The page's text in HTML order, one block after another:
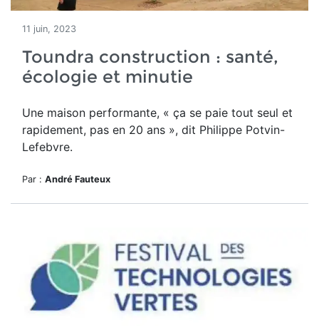
11 juin, 2023
Toundra construction : santé,
écologie et minutie
Une maison performante, « ça se paie tout seul et
rapidement, pas en 20 ans », dit Philippe Potvin-
Lefebvre.
Par : André Fauteux